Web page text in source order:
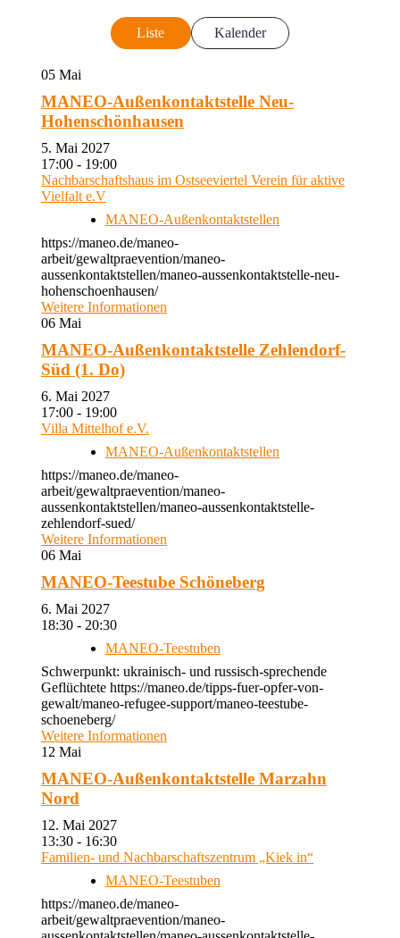
Liste Kalender
05 Mai
MANEO-Außenkontaktstelle Neu-
Hohenschönhausen
5. Mai 2027
17:00 - 19:00
Nachbarschaftshaus im Ostseeviertel Verein für aktive
Vielfalt e.V
MANEO-Außenkontaktstellen
https://maneo.de/maneo-
arbeit/gewaltpraevention/maneo-
aussenkontaktstellen/maneo-aussenkontaktstelle-neu-
hohenschoenhausen/
Weitere Informationen
06 Mai
MANEO-Außenkontaktstelle Zehlendorf-
Süd (1. Do)
6. Mai 2027
17:00 - 19:00
Villa Mittelhof e.V.
MANEO-Außenkontaktstellen
https://maneo.de/maneo-
arbeit/gewaltpraevention/maneo-
aussenkontaktstellen/maneo-aussenkontaktstelle-
zehlendorf-sued/
Weitere Informationen
06 Mai
MANEO-Teestube Schöneberg
6. Mai 2027
18:30 - 20:30
MANEO-Teestuben
Schwerpunkt: ukrainisch- und russisch-sprechende
Geflüchtete https://maneo.de/tipps-fuer-opfer-von-
gewalt/maneo-refugee-support/maneo-teestube-
schoeneberg/
Weitere Informationen
12 Mai
MANEO-Außenkontaktstelle Marzahn
Nord
12. Mai 2027
13:30 - 16:30
Familien- und Nachbarschaftszentrum „Kiek in“
MANEO-Teestuben
https://maneo.de/maneo-
arbeit/gewaltpraevention/maneo-